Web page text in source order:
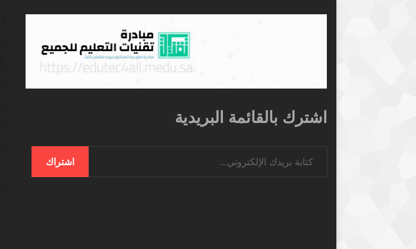
اشترك بالقائمة البريدية
اشتراك